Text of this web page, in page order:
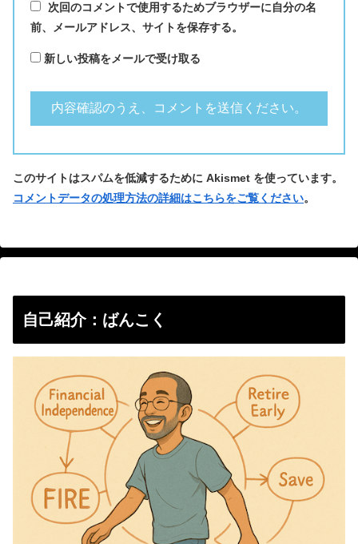
次回のコメントで使用するためブラウザーに自分の名
前、メールアドレス、サイトを保存する。
新しい投稿をメールで受け取る
このサイトはスパムを低減するために Akismet を使っています。
コメントデータの処理方法の詳細はこちらをご覧ください。
自己紹介：ばんこく